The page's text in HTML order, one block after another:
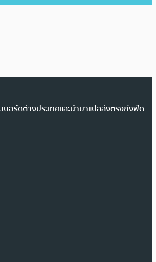
บอร์ดต่างประเทศและนำมาแปลส่งตรงถึงฟีด